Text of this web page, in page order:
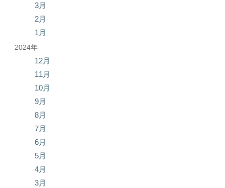
3月
2月
1月
2024年
12月
11月
10月
9月
8月
7月
6月
5月
4月
3月